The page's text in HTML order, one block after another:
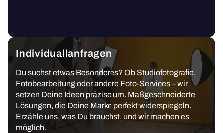
Individuallanfragen
Du suchst etwas Besonderes? Ob Studiofotografie,
Fotobearbeitung oder andere Foto-Services – wir
setzen Deine Ideen präzise um. Maßgeschneiderte
Lösungen, die Deine Marke perfekt widerspiegeln.
Erzähle uns, was Du brauchst, und wir machen es
möglich.